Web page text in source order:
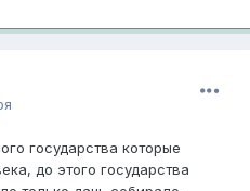
государства которые
до этого государства